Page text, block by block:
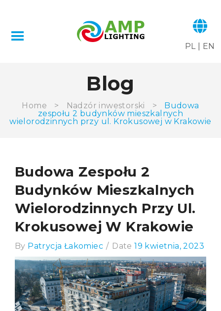
PL EN
Blog
Home > Nadzór inwestorski >
Budowa
zespołu 2 budynków mieszkalnych
wielorodzinnych przy ul. Krokusowej w Krakowie
Budowa Zespołu 2
Budynków Mieszkalnych
Wielorodzinnych Przy Ul.
Krokusowej W Krakowie
By Patrycja Łakomiec / Date19 kwietnia, 2023